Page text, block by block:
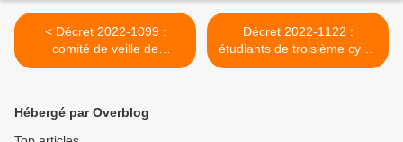
< Décret 2022-1099 :
comité de veille de
d'anticipation des risques
Décret 2022-1122 :
étudiants de troisième cycle
des études de médecine,
Hébergé par Overblog